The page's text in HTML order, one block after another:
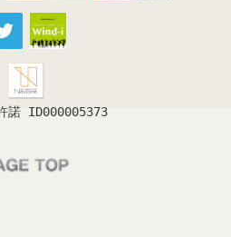
The Clarinet
Ocarina
諾 ID000005373